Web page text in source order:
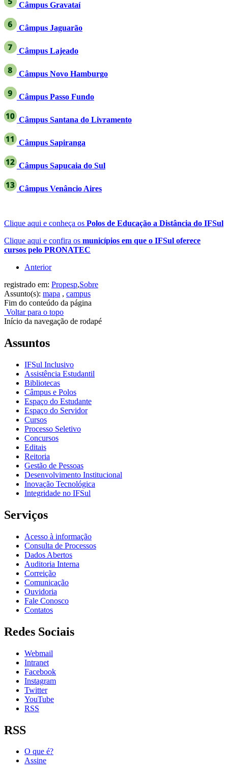
Câmpus Gravataí
Câmpus Jaguarão
Câmpus Lajeado
Câmpus Novo Hamburgo
Câmpus Passo Fundo
Câmpus Santana do Livramento
Câmpus Sapiranga
Câmpus Sapucaia do Sul
Câmpus Venâncio Aires
Clique aqui e conheça os Polos de Educação a Distância do IFSul
Clique aqui e confira os municípios em que o IFSul oferece
cursos pelo PRONATEC
Anterior
registrado em: Propesp,Sobre
Assunto(s): mapa , campus
Fim do conteúdo da página
Voltar para o topo
Início da navegação de rodapé
Assuntos
IFSul Inclusivo
Assistência Estudantil
Bibliotecas
Câmpus e Polos
Espaço do Estudante
Espaço do Servidor
Cursos
Processo Seletivo
Concursos
Editais
Reitoria
Gestão de Pessoas
Desenvolvimento Institucional
Inovação Tecnológica
Integridade no IFSul
Serviços
Acesso à informação
Consulta de Processos
Dados Abertos
Auditoria Interna
Correição
Comunicação
Ouvidoria
Fale Conosco
Contatos
Redes Sociais
Webmail
Intranet
Facebook
Instagram
Twitter
YouTube
RSS
RSS
O que é?
Assine